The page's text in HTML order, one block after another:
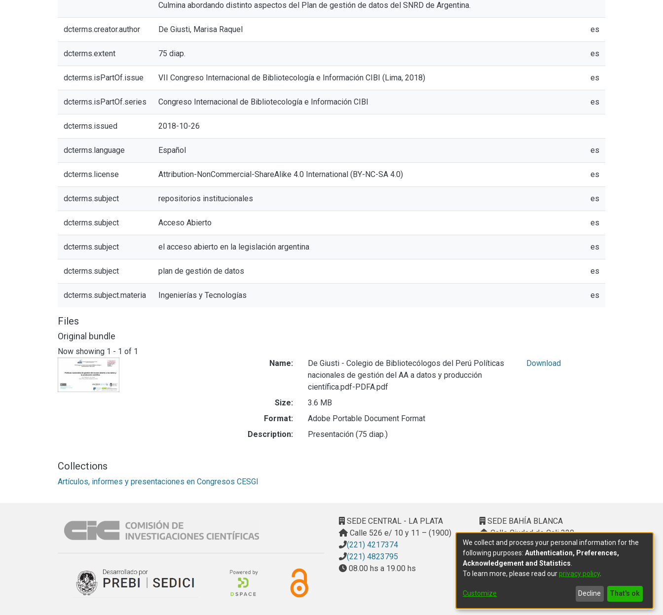
Culmina abordando distinto aspectos del Plan de gestión de datos del SNRD de Argentina.
dcterms.creator.author De Giusti, Marisa Raquel es
dcterms.extent 75 diap. es
dcterms.isPartOf.issue VII Congreso Internacional de Bibliotecología e Información CIBI (Lima, 2018) es
dcterms.isPartOf.series Congreso Internacional de Bibliotecología e Información CIBI es
dcterms.issued 2018-10-26
dcterms.language Español es
dcterms.license Attribution-NonCommercial-ShareAlike 4.0 International (BY-NC-SA 4.0) es
dcterms.subject repositorios institucionales es
dcterms.subject Acceso Abierto es
dcterms.subject el acceso abierto en la legislación argentina es
dcterms.subject plan de gestión de datos es
dcterms.subject.materia Ingenierías y Tecnologías es
Files
Original bundle
Now showing 1 - 1 of 1
Name:
De Giusti - Colegio de Bibliotecólogos del Perú Políticas
nacionales de gestión del AA a datos y producción
científica.pdf-PDFA.pdf
Size:
3.6 MB
Format:
Adobe Portable Document Format
Description:
Presentación (75 diap.)
Download
Collections
Artículos, informes y presentaciones en Congresos CESGI
SEDE CENTRAL - LA PLATA
Calle 526 e/ 10 y 11 – (1900)
(221) 4217374
(221) 4823795
08.00 hs a 19.00 hs
SEDE BAHÍA BLANCA
Calle Ciudad de Cali 320 –
(8000). Universidad Provincial del
Sudoeste (UPSO)
(291) 459 2550, interno 147
10.00 h a 14.00 h
delegacion.bahia@cic.gba.gob.ar
We collect and process your personal information for the
following purposes: Authentication, Preferences,
Acknowledgement and Statistics
To learn more, please read ourprivacy policy.
Customize Decline That's ok